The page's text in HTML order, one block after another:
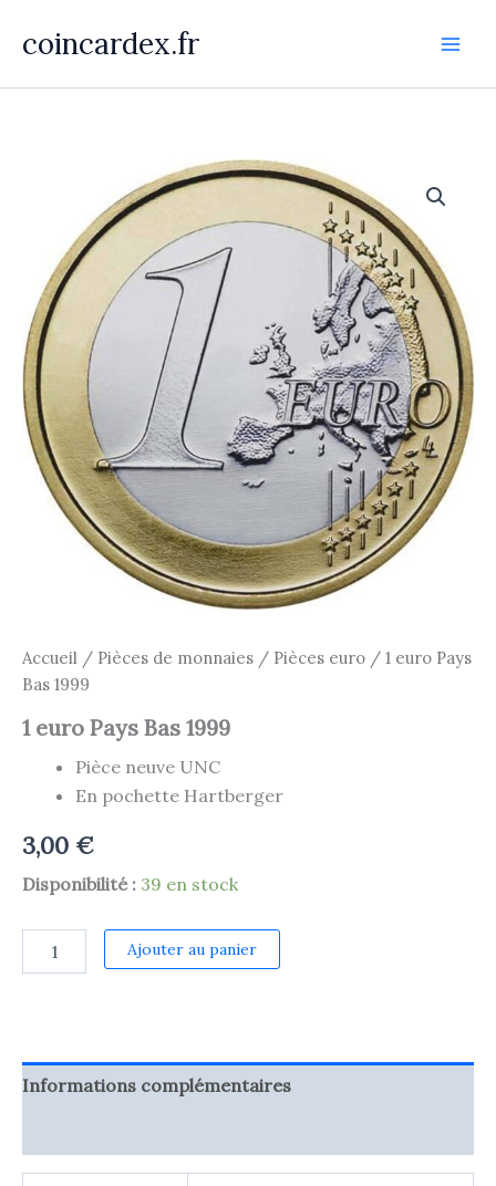
coincardex.fr
Accueil / Pièces de monnaies / Pièces euro / 1 euro Pays
Bas 1999
1 euro Pays Bas 1999
Pièce neuve UNC
En pochette Hartberger
3,00 €
Disponibilité : 39 en stock
1999
Ajouter au panier
Informations complémentaires